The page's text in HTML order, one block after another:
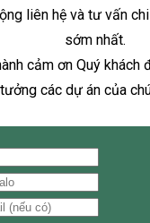
liên hệ và tư vấn
sớm nhất.
cảm ơn Quý khách
tưởng các dự án của